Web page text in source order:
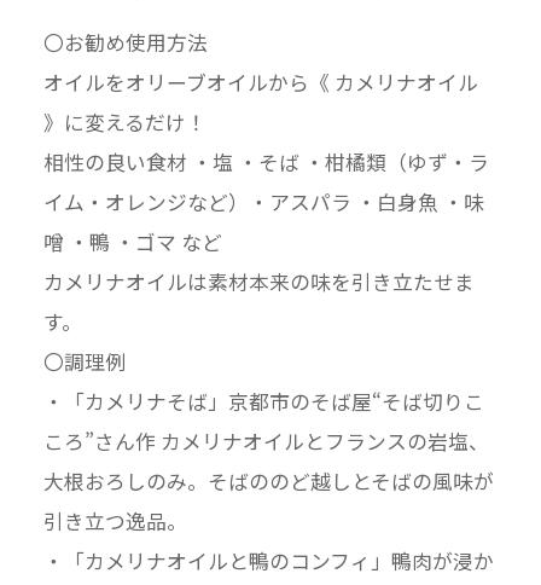
〇お勧め使用方法
オイルをオリーブオイルから《 カメリナオイル
》に変えるだけ！
相性の良い食材 ・塩 ・そば ・柑橘類（ゆず・ラ
イム・オレンジなど）・アスパラ ・白身魚 ・味
噌 ・鴨 ・ゴマ など
カメリナオイルは素材本来の味を引き立たせま
す。
〇調理例
・「カメリナそば」京都市のそば屋“そば切りこ
ころ”さん作 カメリナオイルとフランスの岩塩、
大根おろしのみ。そばののど越しとそばの風味が
引き立つ逸品。
・「カメリナオイルと鴨のコンフィ」鴨肉が浸か